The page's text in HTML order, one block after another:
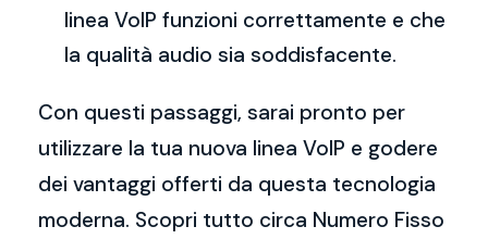
linea VoIP funzioni correttamente e che
la qualità audio sia soddisfacente.
Con questi passaggi, sarai pronto per
utilizzare la tua nuova linea VoIP e godere
dei vantaggi offerti da questa tecnologia
moderna. Scopri tutto circa Numero Fisso